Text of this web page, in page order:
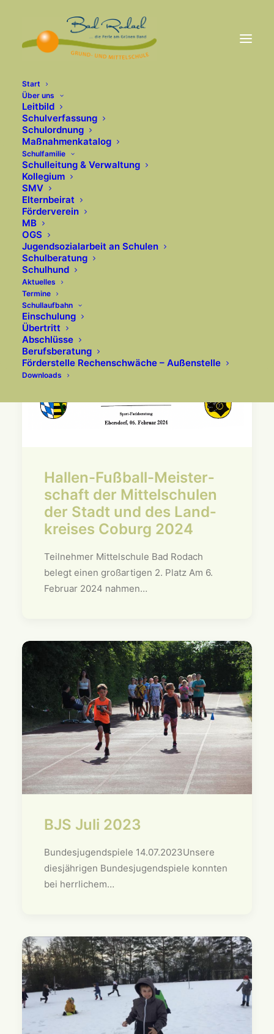
Start
Über uns
Leitbild
Schulverfassung
Schulordnung
Maßnahmenkatalog
Schulfamilie
Schulleitung & Verwaltung
Kollegium
SMV
Elternbeirat
Förderverein
MB
OGS
Jugendsozialarbeit an Schulen
Schulberatung
Schulhund
Aktuelles
Termine
Schullaufbahn
Einschulung
Übertritt
Abschlüsse
Berufsberatung
Förderstelle Rechenschwäche – Außenstelle
Downloads
Hallen-Fußball-Meister­
schaft der Mittel­schulen
der Stadt und des Land­
kreises Coburg 2024
Teilnehmer Mittelschule Bad Rodach
belegt einen großartigen 2. Platz Am 6.
Februar 2024 nahmen…
BJS Juli 2023
Bundesjugendspiele 14.07.2023Unsere
diesjährigen Bundesjugendspiele konnten
bei herrlichem…